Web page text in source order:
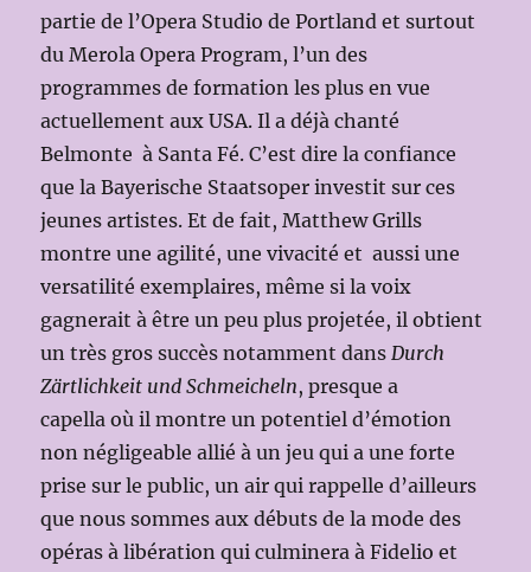
partie de l’Opera Studio de Portland et surtout
du Merola Opera Program, l’un des
programmes de formation les plus en vue
actuellement aux USA. Il a déjà chanté
Belmonte à Santa Fé. C’est dire la confiance
que la Bayerische Staatsoper investit sur ces
jeunes artistes. Et de fait, Matthew Grills
montre une agilité, une vivacité et aussi une
versatilité exemplaires, même si la voix
gagnerait à être un peu plus projetée, il obtient
un très gros succès notamment dansDurch
Zärtlichkeit und Schmeicheln, presque a
capella où il montre un potentiel d’émotion
non négligeable allié à un jeu qui a une forte
prise sur le public, un air qui rappelle d’ailleurs
que nous sommes aux débuts de la mode des
opéras à libération qui culminera à Fidelio et